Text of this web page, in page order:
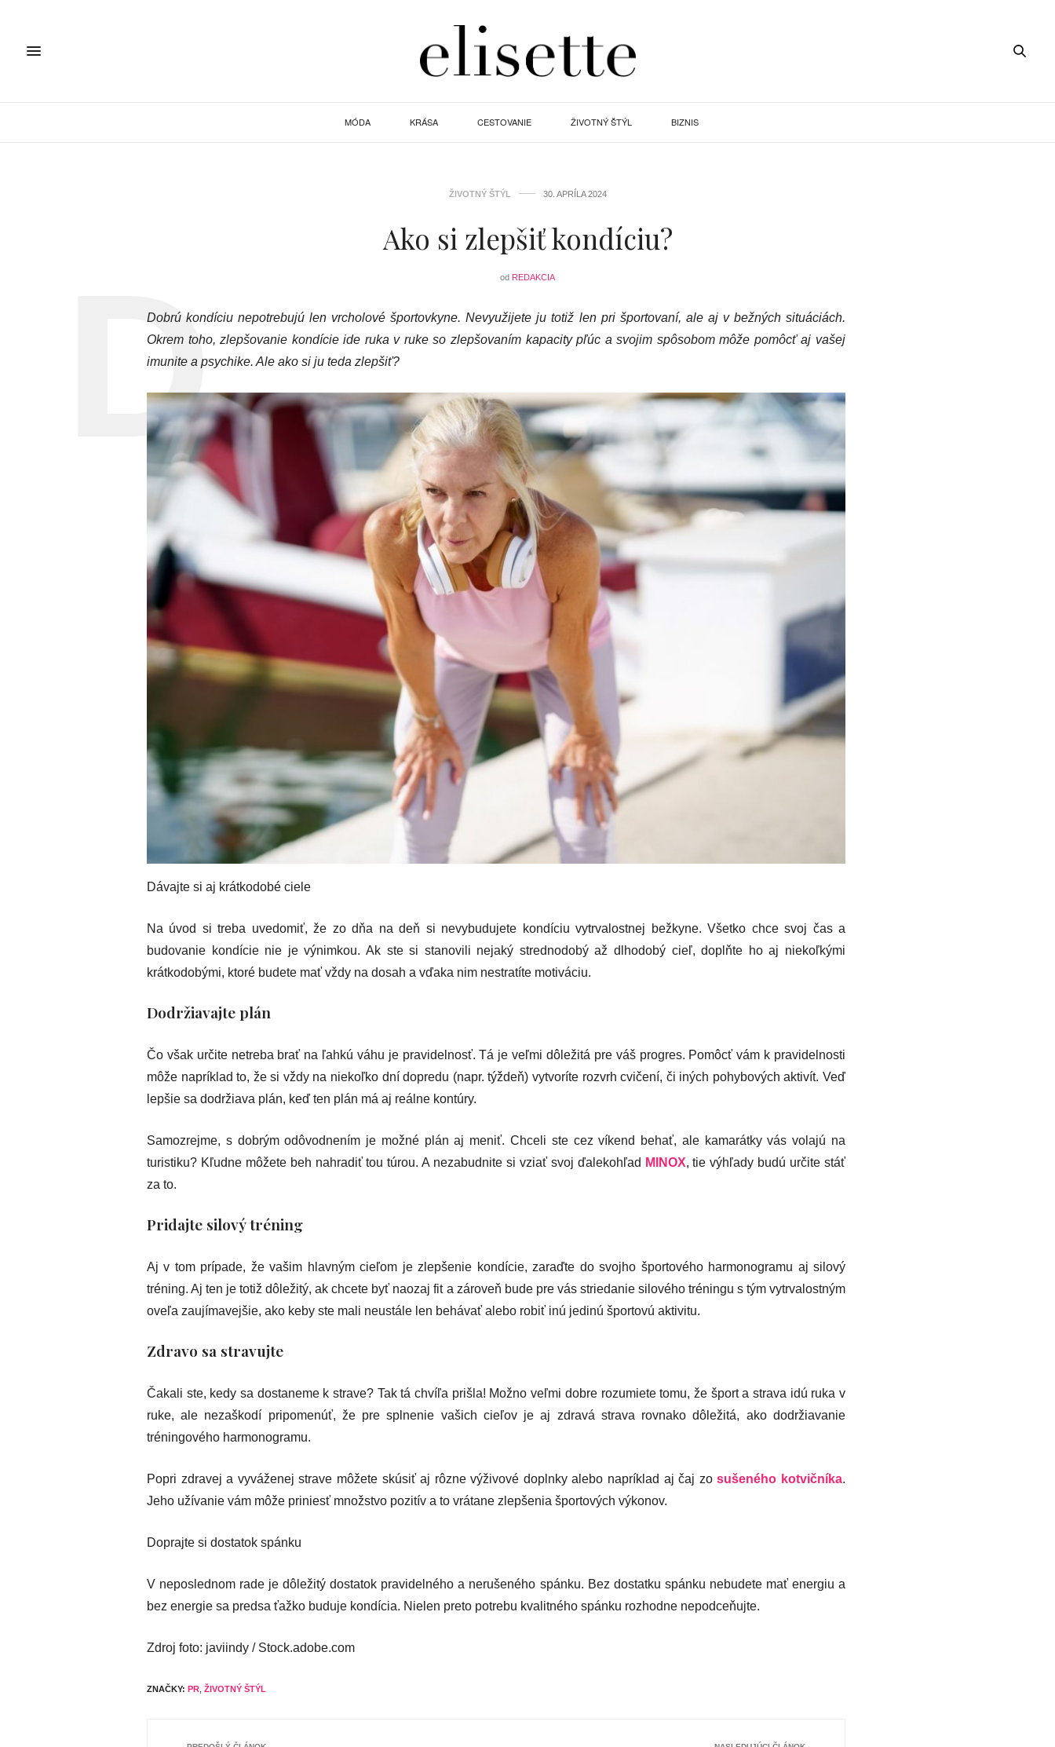
MÓDA KRÁSA CESTOVANIE ŽIVOTNÝ ŠTÝL BIZNIS
ŽIVOTNÝ ŠTÝL 30. APRÍLA 2024
Ako si zlepšiť kondíciu?
od REDAKCIA
Dobrú kondíciu nepotrebujú len vrcholové športovkyne. Nevyužijete ju totiž len pri športovaní, ale aj v bežných situáciách.
Okrem toho, zlepšovanie kondície ide ruka v ruke so zlepšovaním kapacity pľúc a svojim spôsobom môže pomôcť aj vašej
imunite a psychike. Ale ako si ju teda zlepšiť?
Dávajte si aj krátkodobé ciele
Na úvod si treba uvedomiť, že zo dňa na deň si nevybudujete kondíciu vytrvalostnej bežkyne. Všetko chce svoj čas a
budovanie kondície nie je výnimkou. Ak ste si stanovili nejaký strednodobý až dlhodobý cieľ, doplňte ho aj niekoľkými
krátkodobými, ktoré budete mať vždy na dosah a vďaka nim nestratíte motiváciu.
Dodržiavajte plán
Čo však určite netreba brať na ľahkú váhu je pravidelnosť. Tá je veľmi dôležitá pre váš progres. Pomôcť vám k pravidelnosti
môže napríklad to, že si vždy na niekoľko dní dopredu (napr. týždeň) vytvoríte rozvrh cvičení, či iných pohybových aktivít. Veď
lepšie sa dodržiava plán, keď ten plán má aj reálne kontúry.
Samozrejme, s dobrým odôvodnením je možné plán aj meniť. Chceli ste cez víkend behať, ale kamarátky vás volajú na
turistiku? Kľudne môžete beh nahradiť tou túrou. A nezabudnite si vziať svoj ďalekohľad MINOX, tie výhľady budú určite stáť
za to.
Pridajte silový tréning
Aj v tom prípade, že vašim hlavným cieľom je zlepšenie kondície, zaraďte do svojho športového harmonogramu aj silový
tréning. Aj ten je totiž dôležitý, ak chcete byť naozaj fit a zároveň bude pre vás striedanie silového tréningu s tým vytrvalostným
oveľa zaujímavejšie, ako keby ste mali neustále len behávať alebo robiť inú jedinú športovú aktivitu.
Zdravo sa stravujte
Čakali ste, kedy sa dostaneme k strave? Tak tá chvíľa prišla! Možno veľmi dobre rozumiete tomu, že šport a strava idú ruka v
ruke, ale nezaškodí pripomenúť, že pre splnenie vašich cieľov je aj zdravá strava rovnako dôležitá, ako dodržiavanie
tréningového harmonogramu.
Popri zdravej a vyváženej strave môžete skúsiť aj rôzne výživové doplnky alebo napríklad aj čaj zosušeného kotvičníka.
Jeho užívanie vám môže priniesť množstvo pozitív a to vrátane zlepšenia športových výkonov.
Doprajte si dostatok spánku
V neposlednom rade je dôležitý dostatok pravidelného a nerušeného spánku. Bez dostatku spánku nebudete mať energiu a
bez energie sa predsa ťažko buduje kondícia. Nielen preto potrebu kvalitného spánku rozhodne nepodceňujte.
Zdroj foto: javiindy / Stock.adobe.com
ZNAČKY: PR ŽIVOTNÝ ŠTÝL